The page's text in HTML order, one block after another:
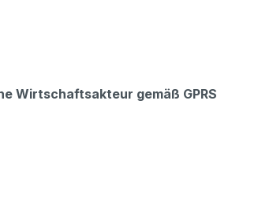
Wirtschaftsakteur gemäß GPRS